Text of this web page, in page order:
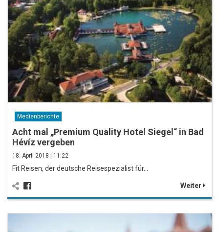
Medienberichte
Acht mal „Premium Quality Hotel Siegel“ in Bad
Hévíz vergeben
18. April 2018 | 11:22
Fit Reisen, der deutsche Reisespezialist für…
Weiter